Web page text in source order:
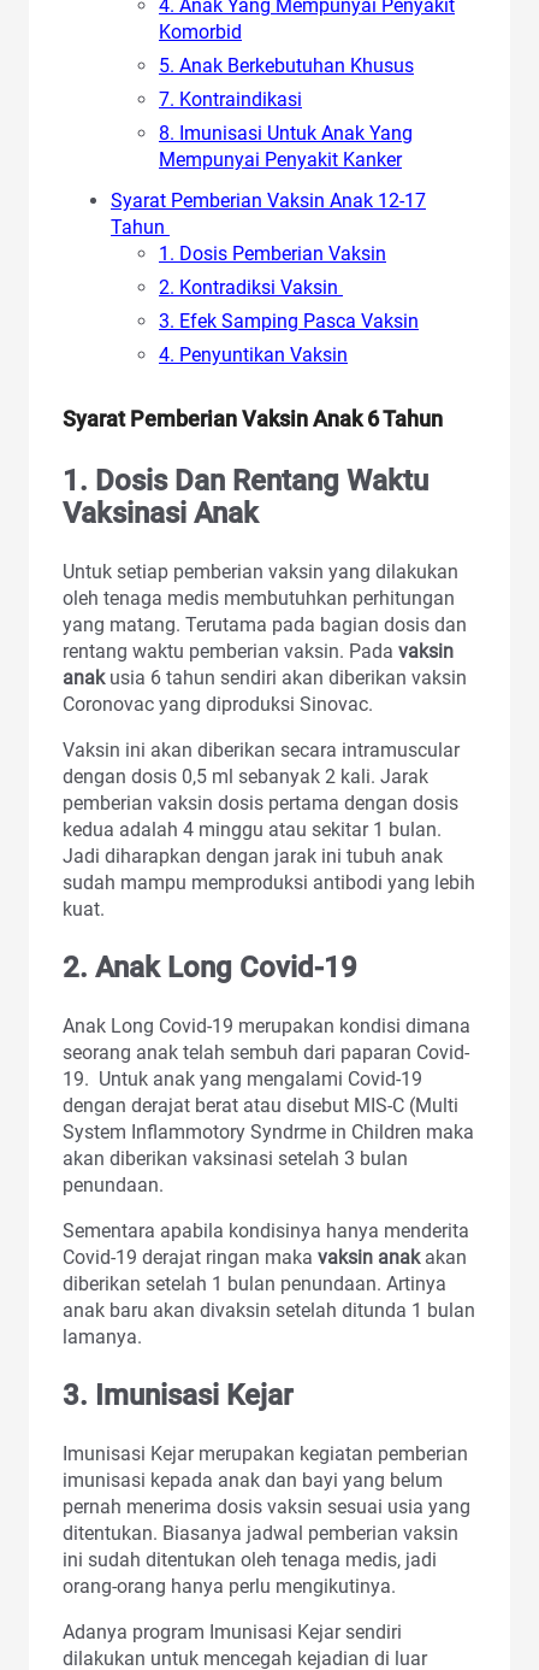
4. Anak Yang Mempunyai Penyakit
Komorbid
5. Anak Berkebutuhan Khusus
7. Kontraindikasi
8. Imunisasi Untuk Anak Yang
Mempunyai Penyakit Kanker
Syarat Pemberian Vaksin Anak 12-17
Tahun
1. Dosis Pemberian Vaksin
2. Kontradiksi Vaksin
3. Efek Samping Pasca Vaksin
4. Penyuntikan Vaksin
Syarat Pemberian Vaksin Anak 6 Tahun
1. Dosis Dan Rentang Waktu
Vaksinasi Anak
Untuk setiap pemberian vaksin yang dilakukan
oleh tenaga medis membutuhkan perhitungan
yang matang. Terutama pada bagian dosis dan
rentang waktu pemberian vaksin. Pada vaksin
anakusia 6 tahun sendiri akan diberikan vaksin
Coronovac yang diproduksi Sinovac.
Vaksin ini akan diberikan secara intramuscular
dengan dosis 0,5 ml sebanyak 2 kali. Jarak
pemberian vaksin dosis pertama dengan dosis
kedua adalah 4 minggu atau sekitar 1 bulan.
Jadi diharapkan dengan jarak ini tubuh anak
sudah mampu memproduksi antibodi yang lebih
kuat.
2. Anak Long Covid-19
Anak Long Covid-19 merupakan kondisi dimana
seorang anak telah sembuh dari paparan Covid-
19. Untuk anak yang mengalami Covid-19
dengan derajat berat atau disebut MIS-C (Multi
System Inflammotory Syndrme in Children maka
akan diberikan vaksinasi setelah 3 bulan
penundaan.
Sementara apabila kondisinya hanya menderita
Covid-19 derajat ringan maka vaksin anakakan
diberikan setelah 1 bulan penundaan. Artinya
anak baru akan divaksin setelah ditunda 1 bulan
lamanya.
3. Imunisasi Kejar
Imunisasi Kejar merupakan kegiatan pemberian
imunisasi kepada anak dan bayi yang belum
pernah menerima dosis vaksin sesuai usia yang
ditentukan. Biasanya jadwal pemberian vaksin
ini sudah ditentukan oleh tenaga medis, jadi
orang-orang hanya perlu mengikutinya.
Adanya program Imunisasi Kejar sendiri
dilakukan untuk mencegah kejadian di luar